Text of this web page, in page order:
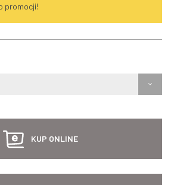
promocji!
KUP ONLINE